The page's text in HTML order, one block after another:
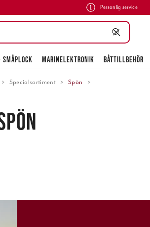
Personlig service
SMÅPLOCK MARINELEKTRONIK BÅTTILLBEHÖR
Specialsortiment Spön